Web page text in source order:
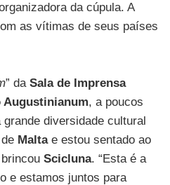
da cúpula. A
as vítimas de seus países
” da Sala de Imprensa
, a poucos
diversidade cultural
Maltae estou sentado ao
brincou Scicluna. “Esta é a
e estamos juntos para